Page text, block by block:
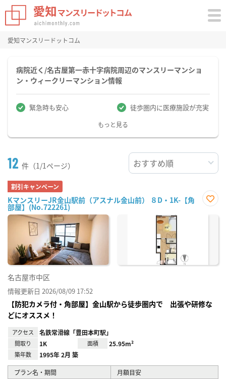
愛知マンスリードットコム
病院近く/名古屋第一赤十字病院周辺のマンスリーマンショ
ン・ウィークリーマンション情報
緊急時も安心 徒歩圏内に医療施設が充実
もっと見る
12 件（1/1ページ）
割引キャンペーン
KマンスリーJR金山駅前（アスナル金山前） ８D・1K-【角
部屋】(No.722261)
に入
名古屋市中区
情報更新日 2026/08/09 17:52
【防犯カメラ付・角部屋】金山駅から徒歩圏内で 出張や研修な
どにオススメ！
アクセス 名鉄常滑線「豊田本町駅」
間取り 1K 面積 25.95m²
築年数 1995年 2月 築
プラン名・期間 月額目安